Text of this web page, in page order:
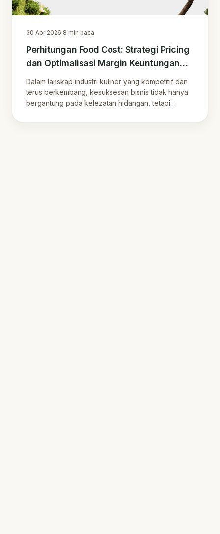
30 Apr 2026·8 min baca
Perhitungan Food Cost: Strategi Pricing
dan Optimalisasi Margin Keuntungan
Bisnis Kuliner
Dalam lanskap industri kuliner yang kompetitif dan
terus berkembang, kesuksesan bisnis tidak hanya
bergantung pada kelezatan hidangan, tetapi .